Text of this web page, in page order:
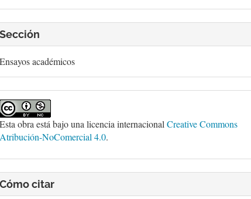
Sección
Ensayos académicos
Esta obra está bajo una licencia internacionalCreative Commons
Atribución-NoComercial 4.0.
Cómo citar